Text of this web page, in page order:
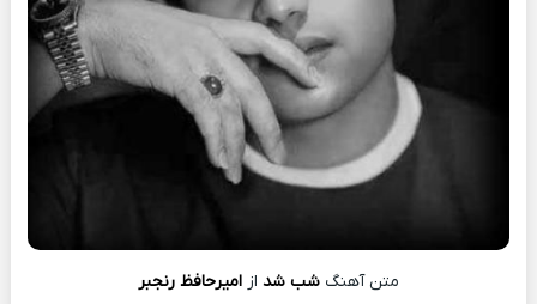
متن آهنگ شب شد از امیرحافظ رنجبر